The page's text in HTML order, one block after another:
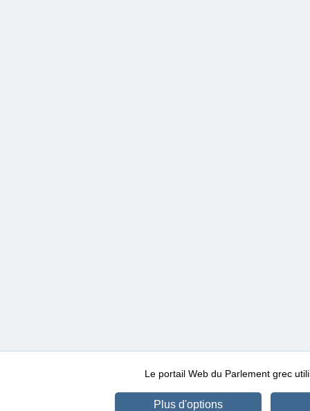
Le portail Web du Parlement grec
Plus d'options